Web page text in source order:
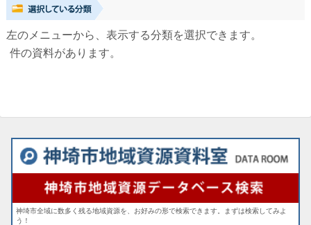
左のメニューから、表示する分類を選択できます。
件の資料があります。
神埼市全域に数多く残る地域資源を、お好みの形で検索できます。まずは検索してみよ
う！